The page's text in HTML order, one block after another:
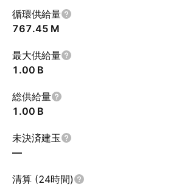
循環供給量
‪767.45 M‬
最大供給量
‪1.00 B‬
総供給量
‪1.00 B‬
未決済建玉
—
清算 (24時間)